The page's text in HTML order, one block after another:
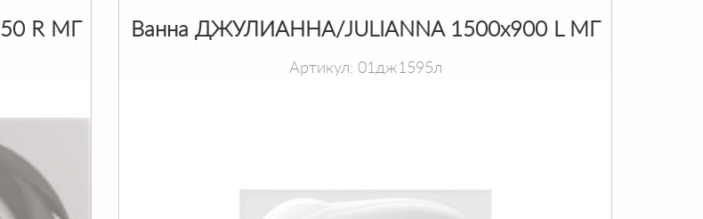
R МГ Ванна ДЖУЛИАННА/JULIANNA 1500х900 L МГ
Артикул: 01дж1595л